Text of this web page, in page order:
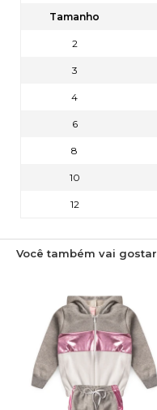
Tamanho
2
3
4
6
8
10
12
Você também vai gostar